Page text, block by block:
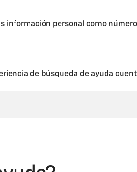
información personal como
de búsqueda de ayuda